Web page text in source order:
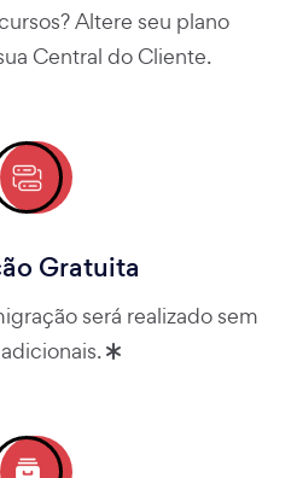
Altere seu plano
Central do Cliente.
Gratuita
será realizado sem